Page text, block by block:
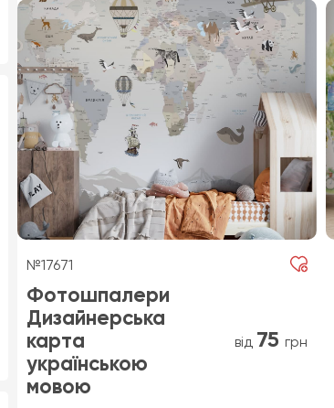
№17671
Фотошпалери
Дизайнерська
карта
українською
мовою
від 75 грн